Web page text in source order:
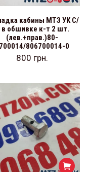
кабины МТЗ УК С/
в обшивке к-т 2 шт.
(лев.+прав.)80-
806700014-0
800 грн.